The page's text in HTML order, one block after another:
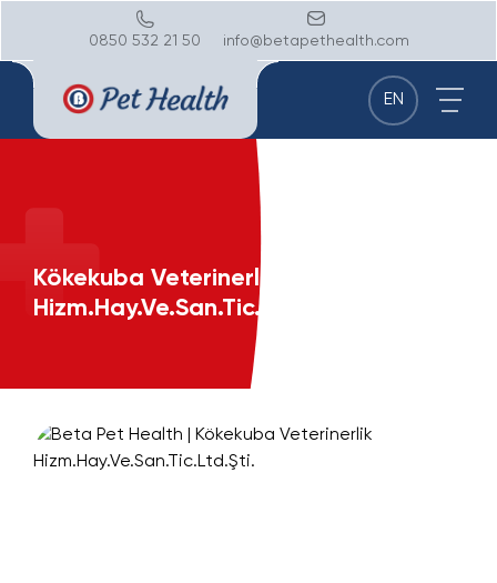
0850 532 21 50 info@betapethealth.com
EN
Kökekuba Veterinerlik
Hizm.Hay.Ve.San.Tic.Ltd.Şti.